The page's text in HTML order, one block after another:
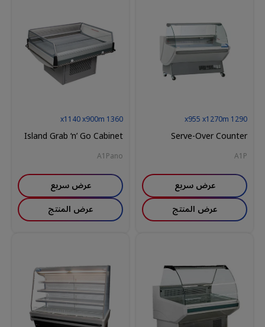
1290
955x1270m
Serve-Over Counter
A1P
عرض سريع
عرض المنتج
1360
1140x900m
Island Grab ‘n’ Go Cabinet
A1Pano
عرض سريع
عرض المنتج